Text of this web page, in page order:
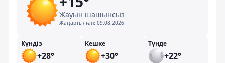
Жауын шашынсыз
Жаңартылған: 09.08.2026
Күндіз
+28°
Кешке
+30°
Түнде
+22°